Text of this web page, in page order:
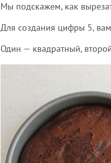
Мы подскажем, как
Для создания цифры 5,
Один — квадратный,